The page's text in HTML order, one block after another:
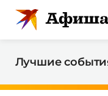
Лучшие